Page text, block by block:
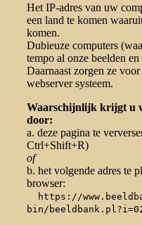
Het IP-adres van uw
een land te komen
komen.
Dubieuze computers
tempo al onze beelden
Daarnaast zorgen ze
webserver systeem.
Waarschijnlijk krijgt u
door:
a. deze pagina te
Ctrl+Shift+R)
of
b. het volgende adres te
browser:
https://
bin/